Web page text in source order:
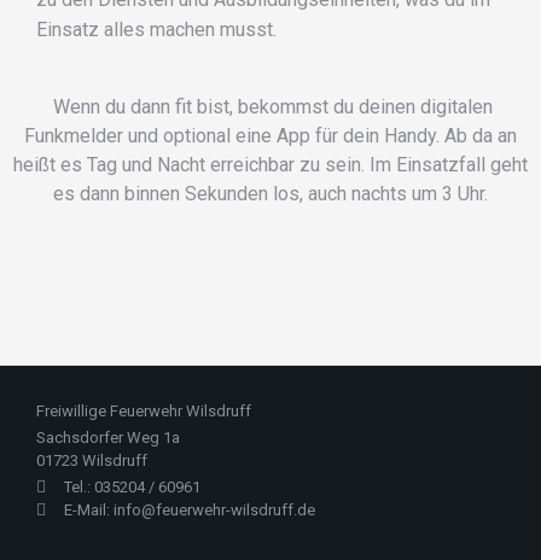
Einsatz alles machen musst.
Wenn du dann fit bist, bekommst du deinen digitalen
Funkmelder und optional eine App für dein Handy. Ab da an
heißt es Tag und Nacht erreichbar zu sein. Im Einsatzfall geht
es dann binnen Sekunden los, auch nachts um 3 Uhr.
Freiwillige Feuerwehr Wilsdruff
Sachsdorfer Weg 1a
01723 Wilsdruff
Tel.: 035204 / 60961
E-Mail: info@feuerwehr-wilsdruff.de